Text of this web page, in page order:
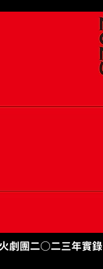
劇團二○二三年實錄